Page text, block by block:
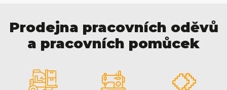
Prodejna pracovních oděvů
a pracovních pomůcek